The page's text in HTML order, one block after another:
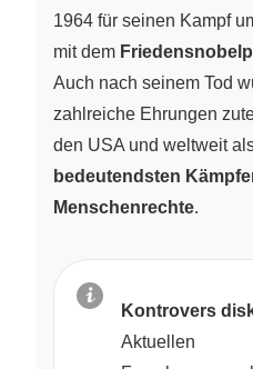
1964 für seinen Kampf
mit dem
Auch nach seinem Tod
zahlreiche Ehrungen
den USA und weltweit
bedeutendsten
Menschenrechte.
Kontrovers
Aktuellen